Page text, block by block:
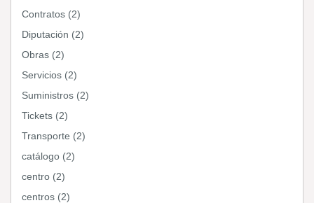
Contratos (2)
Diputación (2)
Obras (2)
Servicios (2)
Suministros (2)
Tickets (2)
Transporte (2)
catálogo (2)
centro (2)
centros (2)